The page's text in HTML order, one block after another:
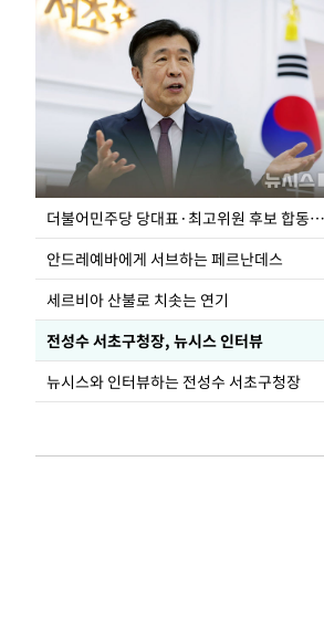
더불어민주당 당대표·최고위원 후보 합동연설회
안드레예바에게 서브하는 페르난데스
세르비아 산불로 치솟는 연기
전성수 서초구청장, 뉴시스 인터뷰
뉴시스와 인터뷰하는 전성수 서초구청장